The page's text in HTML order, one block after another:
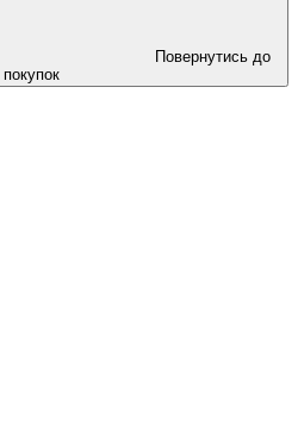
Повернутись до
покупок